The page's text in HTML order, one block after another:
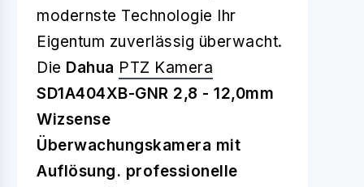
modernste Technologie Ihr
Eigentum zuverlässig überwacht.
Die Dahua PTZ Kamera
SD1A404XB-GNR 2,8 - 12,0mm
Wizsense
Überwachungskamera mit
Auflösung. professionelle